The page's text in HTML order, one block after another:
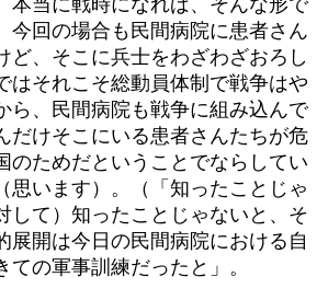
今回の場合も民間病院に患者さん
ど、そこに兵士をわざわざおろし
はそれこそ総動員体制で戦争はや
ら、民間病院も戦争に組み込んで
だけそこにいる患者さんたちが危
のためだということでならしてい
思います）。（「知ったことじゃ
して）知ったことじゃないと、そ
展開は今日の民間病院における自
の軍事訓練だったと」。